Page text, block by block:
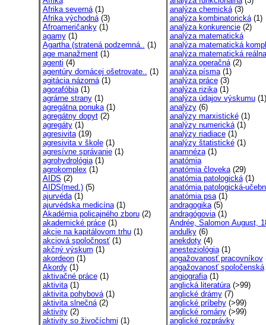
Afrika severná(1)
Afrika východná(3)
Afroameričanky(1)
agamy(1)
Agartha (stratená podzemná.. (1)
age manažment(1)
agenti (4)
agentúry domácej ošetrovate.. (1)
agitácia názorná(1)
agorafóbia(1)
agrárne strany(1)
agregátna ponuka(1)
agregátny dopyt(2)
agregáty(1)
agresivita(19)
agresivita v škole(1)
agresívne správanie(1)
agrohydrológia(1)
agrokomplex(1)
AIDS (2)
AIDS(med.)(5)
ajurvéda(1)
ajurvédska medicína(1)
Akadémia policajného zboru(2)
akademické práce(1)
akcie na kapitálovom trhu(1)
akciová spoločnosť(1)
akčný výskum (1)
akordeon(1)
Akordy(1)
aktivačné práce(1)
aktivita(1)
aktivita pohybová(1)
aktivita slnečná(2)
aktivity(2)
aktivity so živočíchmi (1)
analýza chemická(3)
analýza kombinatorická(1)
analýza konkurencie(2)
analýza matematická
analýza matematická
analýza matematická reálna
analýza operačná(2)
analýza písma(1)
analýza práce(3)
analýza rizika(1)
analýza údajov výskumu(1)
analýzy(6)
analýzy marxistické(1)
analýzy numerická(1)
analýzy riadiace(1)
analýzy štatistické(1)
anamnéza(1)
anatómia
anatómia človeka(29)
anatómia patologická(1)
anatómia patologická-
anatómia psa(1)
andragogika(5)
andragógovia(1)
Andrée, Salomon August,
andulky(6)
anekdoty(4)
anesteziológia(1)
angažovanosť pracovníkov
angažovanosť spoločenská
angiografia(1)
anglická literatúra(>99)
anglické drámy(7)
anglické príbehy(>99)
anglické romány(>99)
anglické rozprávky